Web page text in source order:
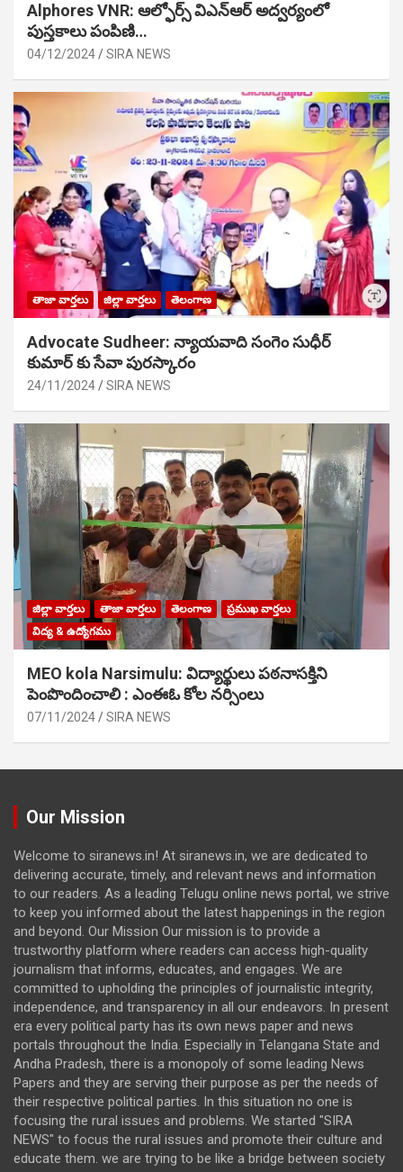
Alphores VNR: ఆల్ఫోర్స్ విఎన్ఆర్ అద్వర్యంలో
పుస్తకాలు పంపిణి…
04/12/2024 SIRA NEWS
తాజా వార్తలు జిల్లా వార్తలు తెలంగాణ
Advocate Sudheer: న్యాయవాది సంగెం సుధీర్
కుమార్ కు సేవా పురస్కారం
24/11/2024 SIRA NEWS
జిల్లా వార్తలు తాజా వార్తలు తెలంగాణ
ప్రముఖ వార్తలు
విద్య & ఉద్యోగము
MEO kola Narsimulu: విద్యార్థులు పఠ‌నాసక్తిని
పెంపొందించాలి : ఎంఈఓ కోల నర్సింలు
07/11/2024 SIRA NEWS
Our Mission
Welcome to siranews.in! At siranews.in, we are dedicated to
delivering accurate, timely, and relevant news and information
to our readers. As a leading Telugu online news portal, we strive
to keep you informed about the latest happenings in the region
and beyond. Our Mission Our mission is to provide a
trustworthy platform where readers can access high-quality
journalism that informs, educates, and engages. We are
committed to upholding the principles of journalistic integrity,
independence, and transparency in all our endeavors. In present
era every political party has its own news paper and news
portals throughout the India. Especially in Telangana State and
Andha Pradesh, there is a monopoly of some leading News
Papers and they are serving their purpose as per the needs of
their respective political parties. In this situation no one is
focusing the rural issues and problems. We started "SIRA
NEWS" to focus the rural issues and promote their culture and
educate them. we are trying to be like a bridge between society